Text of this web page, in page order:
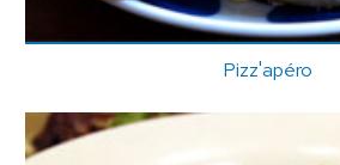
Pizz'apéro